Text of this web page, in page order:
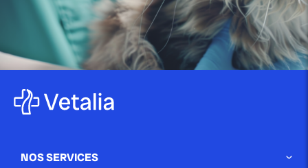
publié le 18 juillet 2025 par Christophe Le Dref
causes, symptômes...
NOS SERVICES